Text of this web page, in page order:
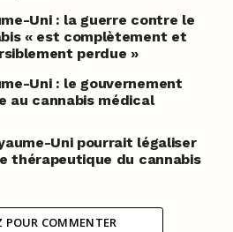
Uni : la guerre contre le
« est complètement et
perdue »
Uni : le gouvernement
au cannabis médical
Uni pourrait légaliser
thérapeutique du cannabis
POUR COMMENTER